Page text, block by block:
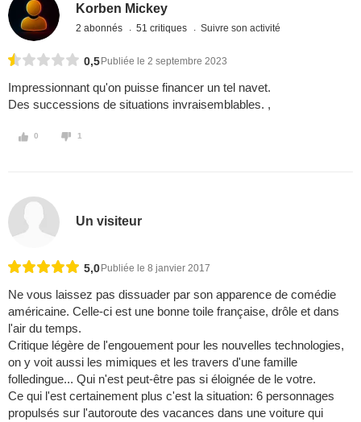
Korben Mickey
2 abonnés 51 critiques Suivre son activité
0,5 Publiée le 2 septembre 2023
Impressionnant qu'on puisse financer un tel navet.
Des successions de situations invraisemblables. ,
0 1
Un visiteur
5,0 Publiée le 8 janvier 2017
Ne vous laissez pas dissuader par son apparence de comédie
américaine. Celle-ci est une bonne toile française, drôle et dans
l'air du temps.
Critique légère de l'engouement pour les nouvelles technologies,
on y voit aussi les mimiques et les travers d'une famille
folledingue... Qui n'est peut-être pas si éloignée de le votre.
Ce qui l'est certainement plus c'est la situation: 6 personnages
propulsés sur l'autoroute des vacances dans une voiture qui